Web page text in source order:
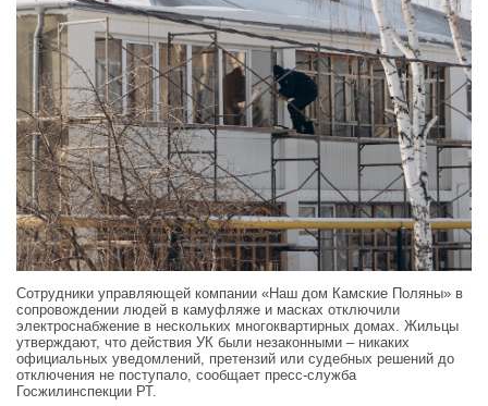
Сотрудники управляющей компании «Наш дом Камские Поляны» в
сопровождении людей в камуфляже и масках отключили
электроснабжение в нескольких многоквартирных домах. Жильцы
утверждают, что действия УК были незаконными – никаких
официальных уведомлений, претензий или судебных решений до
отключения не поступало, сообщает пресс-служба
Госжилинспекции РТ.